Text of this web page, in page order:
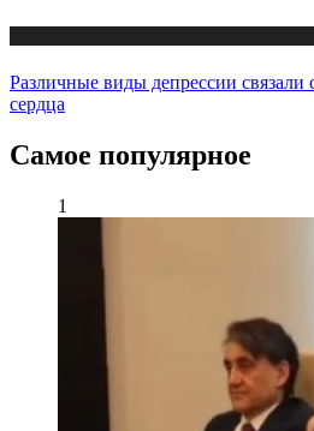
Различные виды депрессии связали
сердца
Самое популярное
1